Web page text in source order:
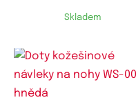
Skladem